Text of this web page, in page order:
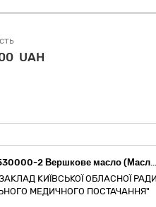
UAH
ДК 021:2015:15530000-2 Вершкове масло (Масло вершкове)
КИЇВСЬКОЇ ОБЛАСНОЇ РАДИ
МЕДИЧНОГО ПОСТАЧАННЯ"